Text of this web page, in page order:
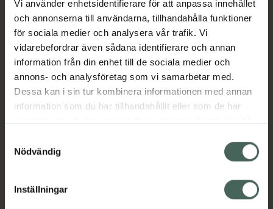
Vi använder enhetsidentifierare för att anpassa innehållet
och annonserna till användarna, tillhandahålla funktioner
för sociala medier och analysera vår trafik. Vi
vidarebefordrar även sådana identifierare och annan
information från din enhet till de sociala medier och
annons- och analysföretag som vi samarbetar med.
Dessa kan i sin tur kombinera informationen med annan
information som du har tillhandahållit eller som de har
samlat in när du har använt deras tjänster. Samtycke till
återkalla ditt samtycke via webbplatsens
cookieinställningar. Ett återkallat samtycke påverkar inte
lagligheten av behandling som skett innan återkallelsen.
Nödvändig
Inställningar
Beskrivning Dölj
Läs alltid bipacksedeln innan
användning.
EAN:07613326036054
Bipacksedel från FASS Visa